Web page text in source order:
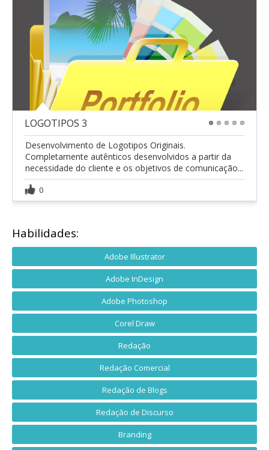
LOGOTIPOS 3
Desenvolvimento de Logotipos Originais.
Completamente autênticos desenvolvidos a partir da
necessidade do cliente e os objetivos de comunicação...
0
Habilidades:
Adobe Illustrator
Adobe InDesign
Adobe Photoshop
Corel Draw
Redação
Redação Comercial
Redação de Blogs
Redação de Discurso
Branding